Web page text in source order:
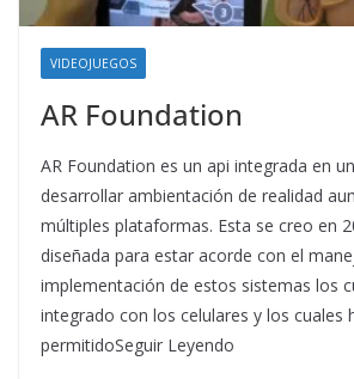
VIDEOJUEGOS
AR Foundation
AR Foundation es un api integrada en
desarrollar ambientación de realidad
múltiples plataformas. Esta se creo en
diseñada para estar acorde con el
implementación de estos sistemas los
integrado con los celulares y los cuales
permitidoSeguir Leyendo